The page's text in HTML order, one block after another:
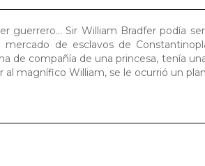
guerrero… Sir William Bradfer podía
de esclavos de
de compañía de una princesa, tenía
al magnífico William, se le ocurrió un